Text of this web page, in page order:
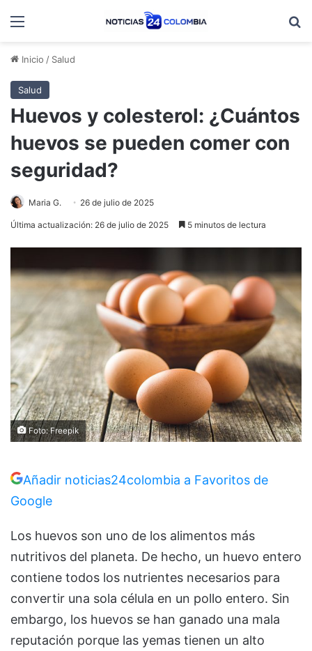
Menú
Inicio / Salud
Salud
Huevos y colesterol: ¿Cuántos
huevos se pueden comer con
seguridad?
Maria G. 26 de julio de 2025
Última actualización: 26 de julio de 2025 5 minutos de lectura
Foto: Freepik
Añadir noticias24colombia a Favoritos de
Google
Los huevos son uno de los alimentos más
nutritivos del planeta. De hecho, un huevo entero
contiene todos los nutrientes necesarios para
convertir una sola célula en un pollo entero. Sin
embargo, los huevos se han ganado una mala
reputación porque las yemas tienen un alto